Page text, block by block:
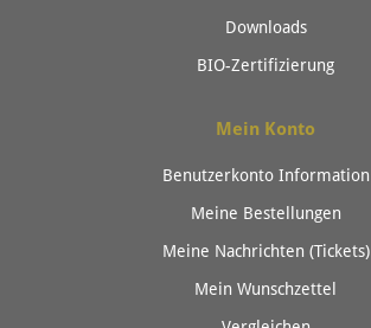
Downloads
BIO-Zertifizierung
Mein Konto
Benutzerkonto Information
Meine Bestellungen
Meine Nachrichten (Tickets)
Mein Wunschzettel